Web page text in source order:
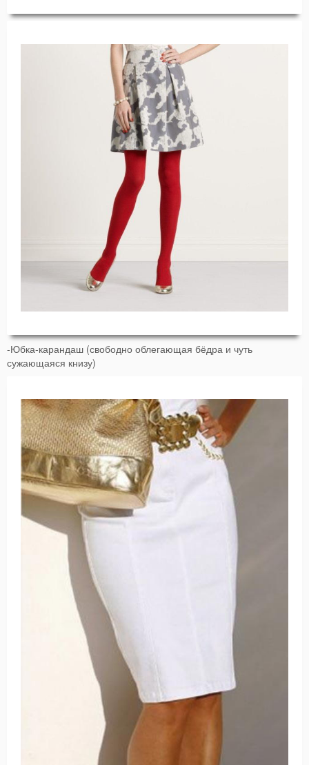
-Юбка-карандаш (свободно облегающая бёдра и чуть
сужающаяся книзу)